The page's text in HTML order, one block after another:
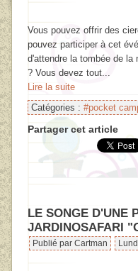
Vous pouvez offrir des
pouvez participer à cet
d'attendre la tombée de la
? Vous devez tout...
Lire la suite
Catégories : #pocket
Partager cet article
LE SONGE D'UNE
JARDINOSAFARI
Publié par Cartman